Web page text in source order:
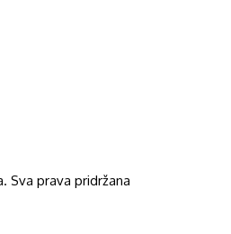
Sva prava pridržana